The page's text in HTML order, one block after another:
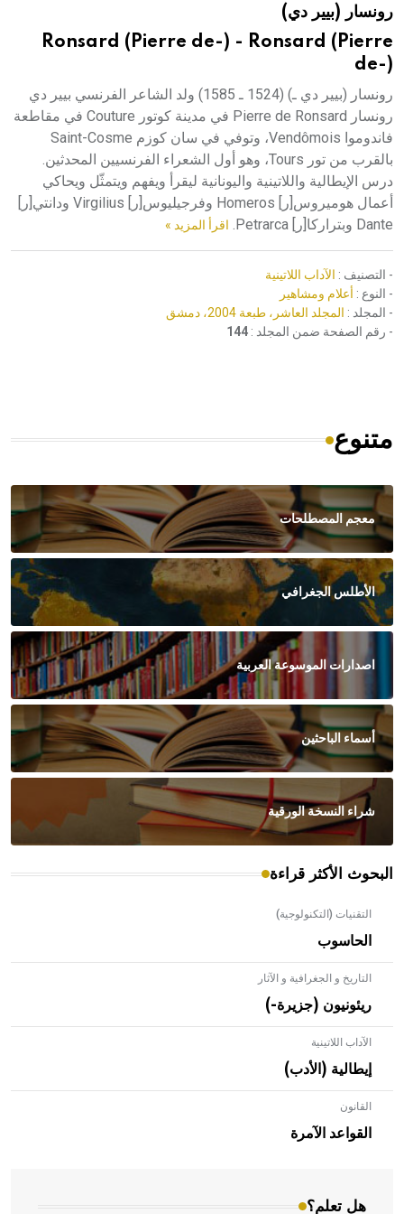
هيئة الموسوعة العربية تطلق موسوعات جديدة في عام 2026رونسار (بيير دي)
Ronsard (Pierre de-) - Ronsard (Pierre
de-)
رونسار (بيير دي ـ) (1524 ـ 1585) ولد الشاعر الفرنسي بيير دي
رونسار Pierre de Ronsard في مدينة كوتور Couture في مقاطعة
فاندوموا Vendômois، وتوفي في سان كوزم Saint-Cosme
بالقرب من تور Tours، وهو أول الشعراء الفرنسيين المحدثين.
درس الإيطالية واللاتينية واليونانية ليقرأ ويفهم ويتمثّل ويحاكي
أعمال هوميروس[ر] Homeros وفرجيليوس[ر] Virgilius ودانتي[ر]
Dante وبتراركا[ر] Petrarca.
اقرأ المزيد »
- التصنيف : الآداب اللاتينية
- النوع : أعلام ومشاهير
- المجلد : المجلد العاشر، طبعة 2004، دمشق
- رقم الصفحة ضمن المجلد : 144
متنوع
معجم المصطلحات
الأطلس الجغرافي
اصدارات الموسوعة العربية
أسماء الباحثين
شراء النسخة الورقية
البحوث الأكثر قراءة
التقنيات (التكنولوجية)
الحاسوب
التاريخ و الجغرافية و الآثار
ريئونيون (جزيرة-)
الآداب اللاتينية
إيطالية (الأدب)
القانون
القواعد الآمرة
هل تعلم؟
- هل تعلم أن الأبلق نوع من الفنون الهندسية التي ارتبطت
بالعمارة الإسلامية في بلاد الشام ومصر خاصة، حيث يحرص
المعمار على بناء مداميكه وخاصة في الواجهات